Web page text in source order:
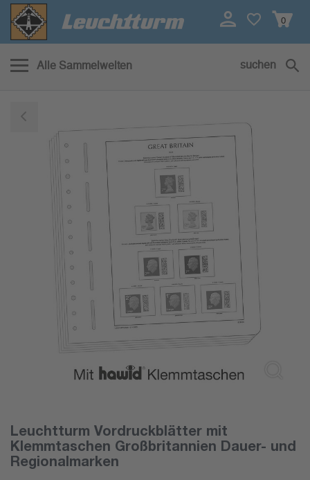
0
Alle Sammelwelten suchen
Leuchtturm Vordruckblätter mit
Klemmtaschen Großbritannien Dauer- und
Regionalmarken